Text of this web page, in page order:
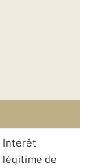
Intérêt
légitime de